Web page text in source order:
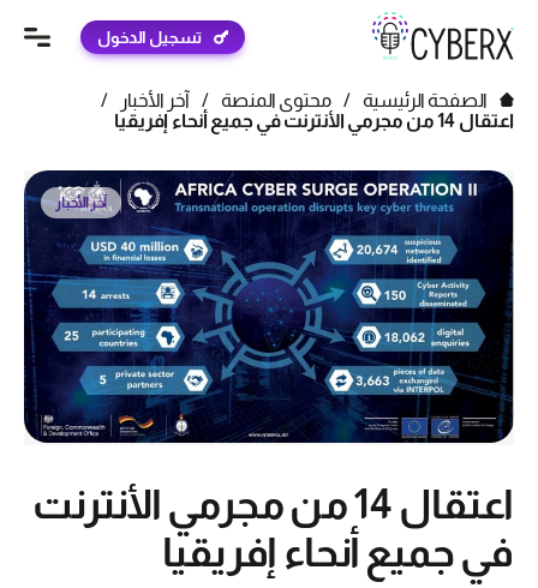
تسجيل الدخول
الصفحة الرئيسية / محتوى المنصة / آخر الأخبار
/
اعتقال 14 من مجرمي الأنترنت في جميع أنحاء إفريقيا
آخر الأخبار
اعتقال 14 من مجرمي الأنترنت
في جميع أنحاء إفريقيا